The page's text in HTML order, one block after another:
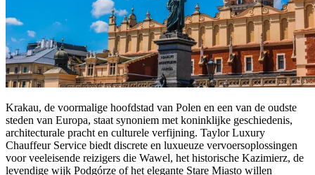
Krakau, de voormalige hoofdstad van Polen en een van de oudste
steden van Europa, staat synoniem met koninklijke geschiedenis,
architecturale pracht en culturele verfijning. Taylor Luxury
Chauffeur Service biedt discrete en luxueuze vervoersoplossingen
voor veeleisende reizigers die Wawel, het historische Kazimierz, de
levendige wijk Podgórze of het elegante Stare Miasto willen